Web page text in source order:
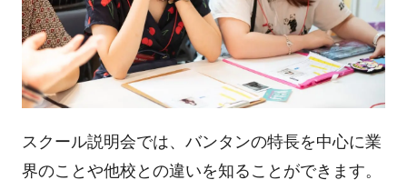
スクール説明会では、バンタンの特長を中心に業
界のことや他校との違いを知ることができます。